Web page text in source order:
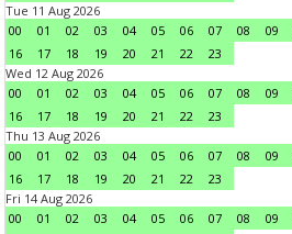
Tue 11 Aug 2026
00
01 02 03 04 05 06 07 08 09
16
17 18 19 20 21 22
23
Wed 12 Aug 2026
00
01 02 03 04 05 06 07 08 09
16
17 18 19 20 21 22
23
Thu 13 Aug 2026
00
01 02 03 04 05 06 07 08 09
16
17 18 19 20 21 22
23
Fri 14 Aug 2026
00
01 02 03 04 05 06 07 08 09